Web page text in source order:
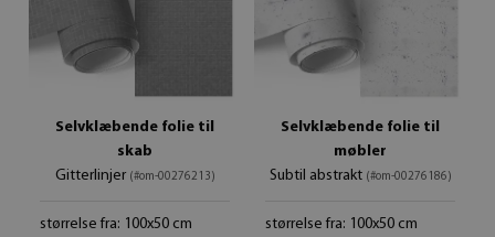
Selvklæbende folie til
skab
Gitterlinjer (#om-00276213)
størrelse fra: 100x50 cm
Selvklæbende folie til
møbler
Subtil abstrakt (#om-00276186)
størrelse fra: 100x50 cm